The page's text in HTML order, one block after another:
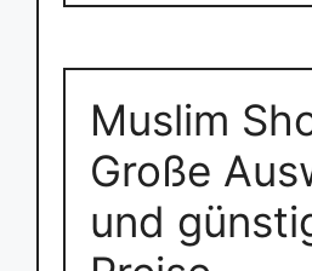
Muslim
Große
und